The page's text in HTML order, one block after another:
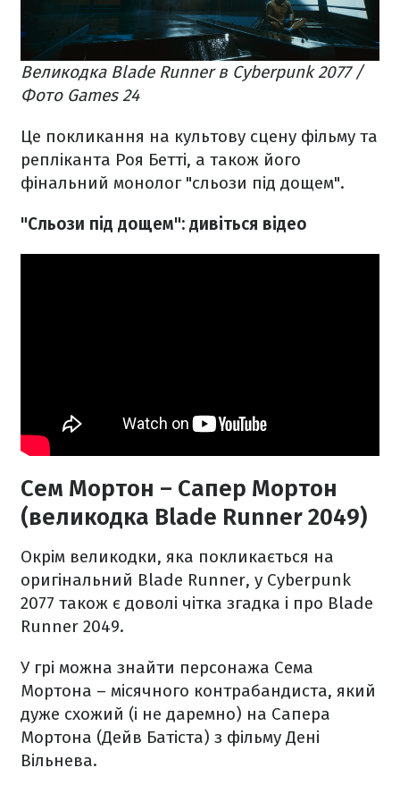
Великодка Blade Runner в Cyberpunk 2077 /
Фото Games 24
Це покликання на культову сцену фільму та
репліканта Роя Бетті, а також його
фінальний монолог "сльози під дощем".
"Сльози під дощем": дивіться відео
Сем Мортон – Сапер Мортон
(великодка Blade Runner 2049)
Окрім великодки, яка покликається на
оригінальний Blade Runner, у Cyberpunk
2077 також є доволі чітка згадка і про Blade
Runner 2049.
У грі можна знайти персонажа Сема
Мортона – місячного контрабандиста, який
дуже схожий (і не даремно) на Сапера
Мортона (Дейв Батіста) з фільму Дені
Вільнева.